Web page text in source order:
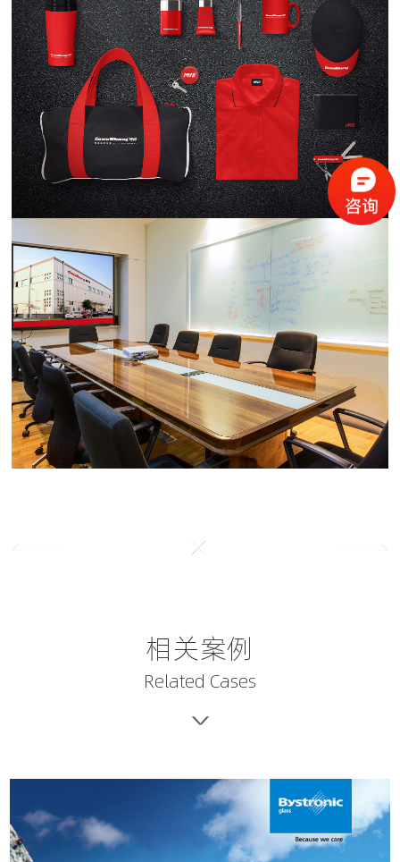
相关案例
Related Cases